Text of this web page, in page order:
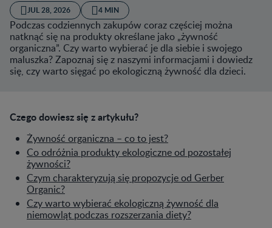
JUL 28, 2026 4 MIN
Podczas codziennych zakupów coraz częściej można
natknąć się na produkty określane jako „żywność
organiczna”. Czy warto wybierać je dla siebie i swojego
maluszka? Zapoznaj się z naszymi informacjami i dowiedz
się, czy warto sięgać po ekologiczną żywność dla dzieci.
Czego dowiesz się z artykułu?
Żywność organiczna – co to jest?
Co odróżnia produkty ekologiczne od pozostałej
żywności?
Czym charakteryzują się propozycje od Gerber
Organic?
Czy warto wybierać ekologiczną żywność dla
niemowląt podczas rozszerzania diety?